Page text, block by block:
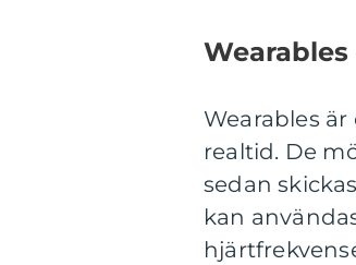
Wearables
realtid. De
sedan
kan